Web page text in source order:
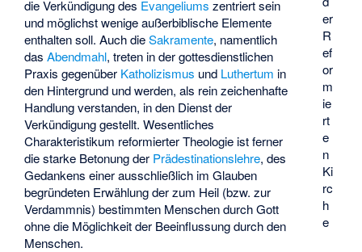
er
R
ef
or
m
ie
rt
e
n
Ki
rc
h
e
die Verkündigung des Evangeliums zentriert sein
und möglichst wenige außerbiblische Elemente
enthalten soll. Auch dieSakramente, namentlich
dasAbendmahl, treten in der gottesdienstlichen
Praxis gegenüber Katholizismus und Luthertum in
den Hintergrund und werden, als rein zeichenhafte
Handlung verstanden, in den Dienst der
Verkündigung gestellt. Wesentliches
Charakteristikum reformierter Theologie ist ferner
die starke Betonung der Prädestinationslehre, des
Gedankens einer ausschließlich im Glauben
begründeten Erwählung der zum Heil (bzw. zur
Verdammnis) bestimmten Menschen durch Gott
ohne die Möglichkeit der Beeinflussung durch den
Menschen.